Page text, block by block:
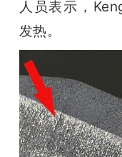
人员表示，
发热。